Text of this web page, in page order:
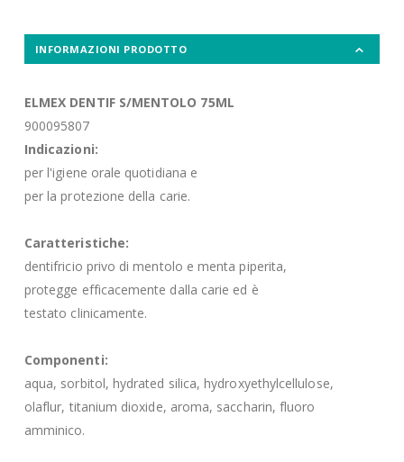
INFORMAZIONI PRODOTTO
ELMEX DENTIF S/MENTOLO 75ML
900095807
Indicazioni:
per l'igiene orale quotidiana e
per la protezione della carie.
Caratteristiche:
dentifricio privo di mentolo e menta piperita,
protegge efficacemente dalla carie ed è
testato clinicamente.
Componenti:
aqua, sorbitol, hydrated silica, hydroxyethylcellulose,
olaflur, titanium dioxide, aroma, saccharin, fluoro
amminico.